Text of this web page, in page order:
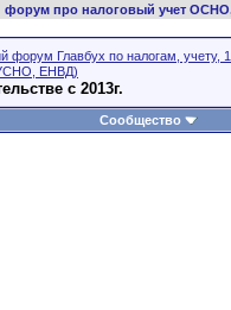
форум про налоговый учет
форум Главбух по налогам, учету,
ЕНВД)
с 2013г.
Сообщество